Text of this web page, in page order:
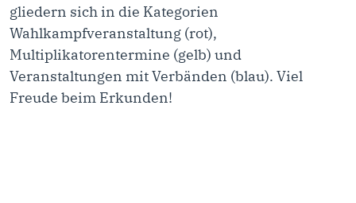
gliedern sich in die Kategorien
Wahlkampfveranstaltung (rot),
Multiplikatorentermine (gelb) und
Veranstaltungen mit Verbänden (blau). Viel
Freude beim Erkunden!